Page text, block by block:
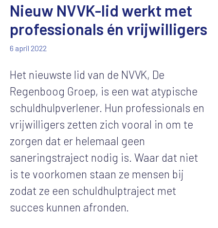
Nieuw NVVK-lid werkt met
professionals én vrijwilligers
6 april 2022
Het nieuwste lid van de NVVK, De
Regenboog Groep, is een wat atypische
schuldhulpverlener. Hun professionals en
vrijwilligers zetten zich vooral in om te
zorgen dat er helemaal geen
saneringstraject nodig is. Waar dat niet
is te voorkomen staan ze mensen bij
zodat ze een schuldhulptraject met
succes kunnen afronden.